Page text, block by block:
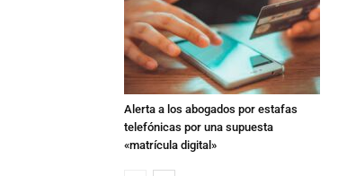
Alerta a los abogados por estafas
telefónicas por una supuesta
«matrícula digital»